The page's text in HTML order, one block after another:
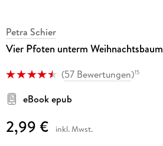
Petra Schier
Vier Pfoten unterm Weihnachtsbaum
(57 Bewertungen)15
eBook epub
2,99 € inkl. Mwst.